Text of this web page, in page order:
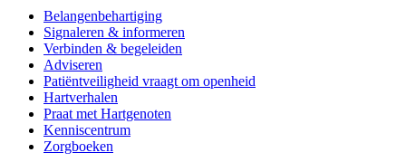
Belangenbehartiging
Signaleren & informeren
Verbinden & begeleiden
Adviseren
Patiëntveiligheid vraagt om openheid
Hartverhalen
Praat met Hartgenoten
Kenniscentrum
Zorgboeken